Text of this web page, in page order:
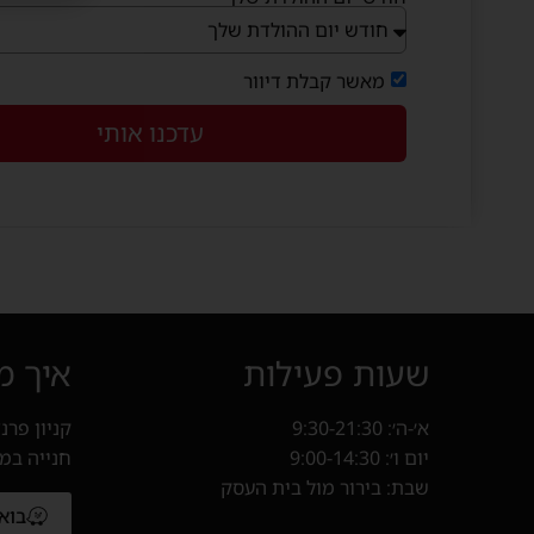
מאשר קבלת דיוור
עדכנו אותי
שעות פעילות
א׳-ה׳: 9:30-21:30
יום ו׳: 9:00-14:30
שבת: בירור מול בית העסק
איך
קניון
חנייה